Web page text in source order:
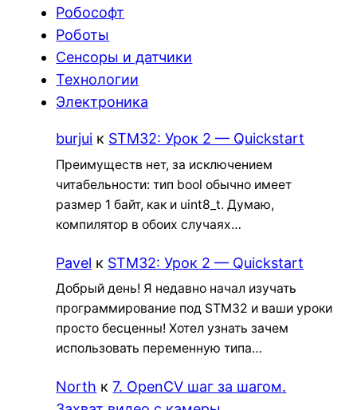
Робософт
Роботы
Сенсоры и датчики
Технологии
Электроника
burjui к STM32: Урок 2 — Quickstart
Преимуществ нет, за исключением
читабельности: тип bool обычно имеет
размер 1 байт, как и uint8_t. Думаю,
компилятор в обоих случаях…
Pavel к STM32: Урок 2 — Quickstart
Добрый день! Я недавно начал изучать
программирование под STM32 и ваши уроки
просто бесценны! Хотел узнать зачем
использовать переменную типа…
North к7. OpenCV шаг за шагом.